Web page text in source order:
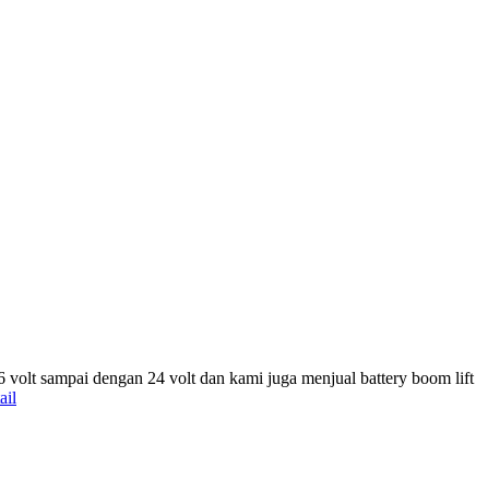
sampai dengan 24 volt dan kami juga menjual battery boom lift